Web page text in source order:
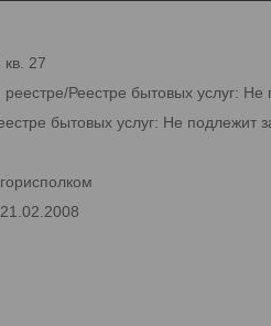
27
реестре/Реестре бытовых услуг:
бытовых услуг: Не подлежит